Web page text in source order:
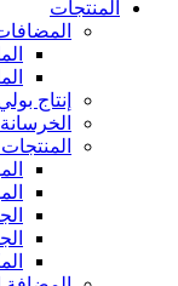
المنتجات
إنتاج